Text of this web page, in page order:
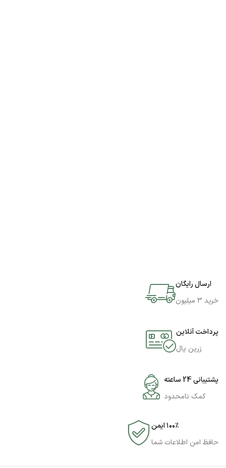
ارسال رایگان
خرید 3 میلیون
پرداخت آنلاین
زرین پال
پشتیبانی 24 ساعته
کمک نامحدود
۱۰۰٪ ایمن
حافظ امن اطلاعات شما